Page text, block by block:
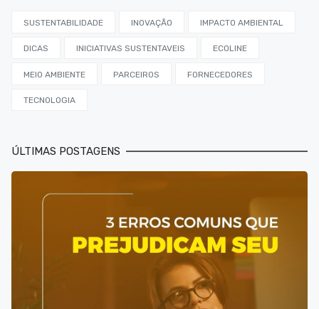
SUSTENTABILIDADE INOVAÇÃO IMPACTO AMBIENTAL
DICAS INICIATIVAS SUSTENTAVEIS ECOLINE
MEIO AMBIENTE PARCEIROS FORNECEDORES
TECNOLOGIA
ÚLTIMAS POSTAGENS